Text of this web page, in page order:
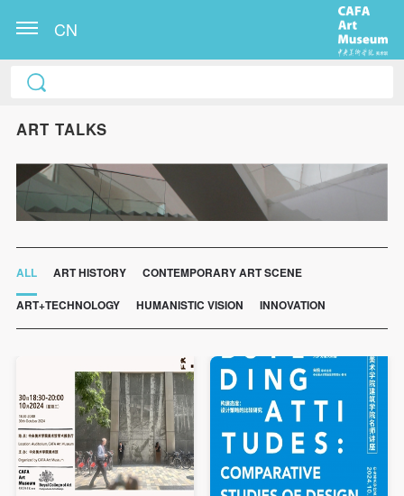
CN
ART TALKS
ALL ART HISTORY CONTEMPORARY ART SCENE
ART+TECHNOLOGY HUMANISTIC VISION INNOVATION